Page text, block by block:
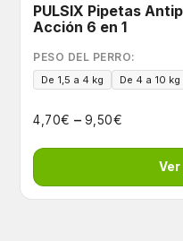
PULSIX Pipetas
Acción 6 en 1
PESO DEL PERRO:
De 1,5 a 4 kg De 4 a 10 kg
4,70€ – 9,50€